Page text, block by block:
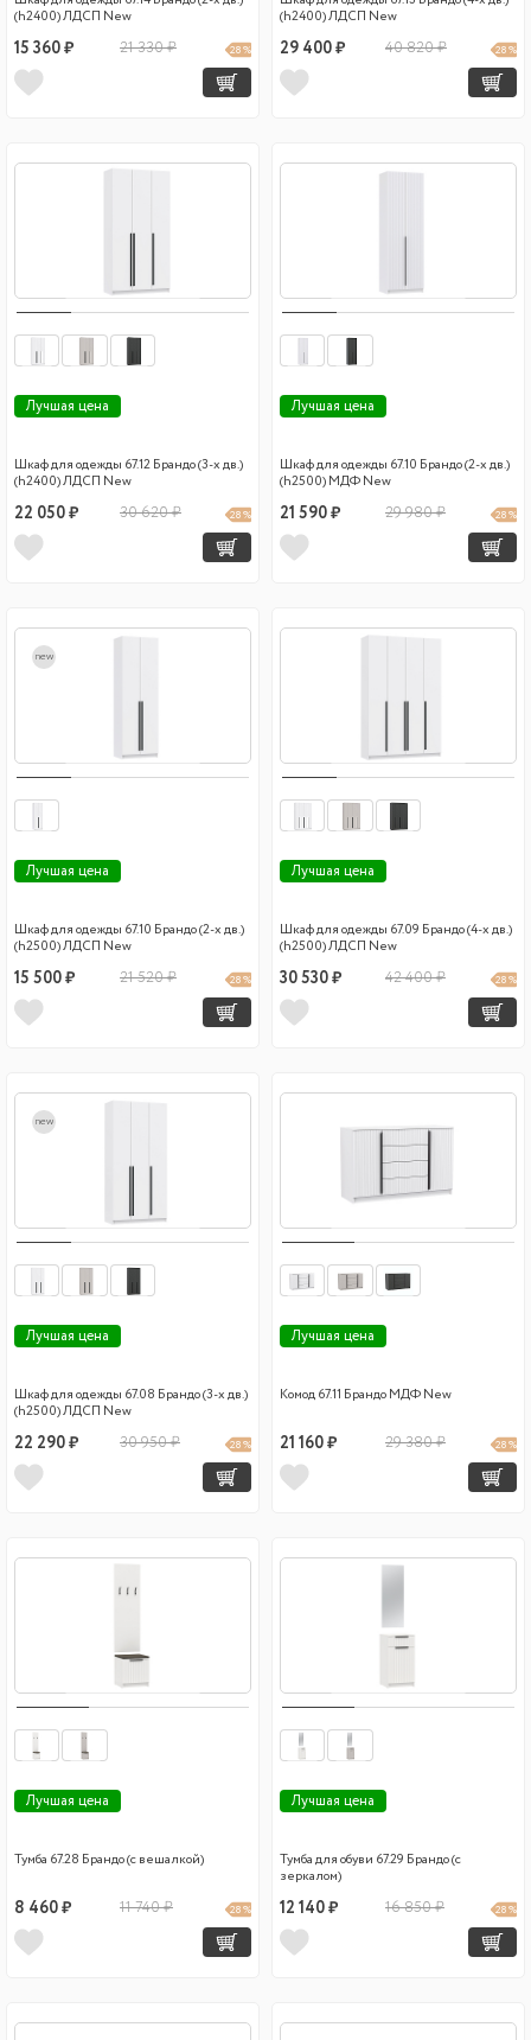
(h2400) ЛДСП New
15 360 ₽ 21 330 ₽ 28 %
(h2400) ЛДСП New
29 400 ₽ 40 820 ₽ 28 %
Лучшая цена
Шкаф для одежды 67.12 Брандо (3-х дв.)
(h2400) ЛДСП New
22 050 ₽ 30 620 ₽ 28 %
Лучшая цена
Шкаф для одежды 67.10 Брандо (2-х дв.)
(h2500) МДФ New
21 590 ₽ 29 980 ₽ 28 %
new
Лучшая цена
Шкаф для одежды 67.10 Брандо (2-х дв.)
(h2500) ЛДСП New
15 500 ₽ 21 520 ₽ 28 %
Лучшая цена
Шкаф для одежды 67.09 Брандо (4-х дв.)
(h2500) ЛДСП New
30 530 ₽ 42 400 ₽ 28 %
new
Лучшая цена
Шкаф для одежды 67.08 Брандо (3-х дв.)
(h2500) ЛДСП New
22 290 ₽ 30 950 ₽ 28 %
Лучшая цена
Комод 67.11 Брандо МДФ New
21 160 ₽ 29 380 ₽ 28 %
Лучшая цена
Тумба 67.28 Брандо (с вешалкой)
8 460 ₽ 11 740 ₽ 28 %
Лучшая цена
Тумба для обуви 67.29 Брандо (с
зеркалом)
12 140 ₽ 16 850 ₽ 28 %